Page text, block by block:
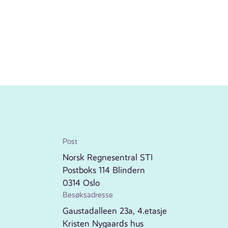
Post
Norsk Regnesentral STI
Postboks 114 Blindern
0314 Oslo
Besøksadresse
Gaustadalleen 23a, 4.etasje
Kristen Nygaards hus